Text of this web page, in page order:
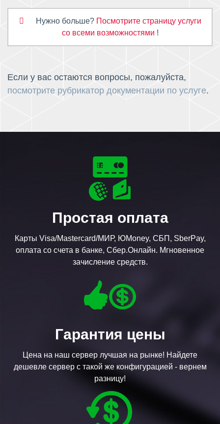
Нужно больше? Посмотрите страницу услуги
со всеми возможностями !
Если у вас остаются вопросы, пожалуйста,
посмотрите рубрикатор документации по услуге.
Простая оплата
Карты Visa/Mastercard/МИР, ЮMoney, СБП, SberPay,
оплата со счета в банке, Сбер.Онлайн. Мгновенное
зачисление средств.
Гарантия цены
Цена на наш сервер лучшая на рынке! Найдете
дешевле сервер с такой же конфигурацией - вернем
разницу!